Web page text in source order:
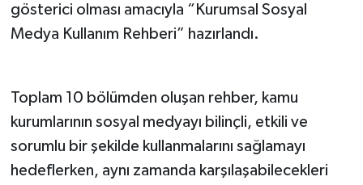
gösterici olması amacıyla “Kurumsal Sosyal
Medya Kullanım Rehberi” hazırlandı.
Toplam 10 bölümden oluşan rehber, kamu
kurumlarının sosyal medyayı bilinçli, etkili ve
sorumlu bir şekilde kullanmalarını sağlamayı
hedeflerken, aynı zamanda karşılaşabilecekleri